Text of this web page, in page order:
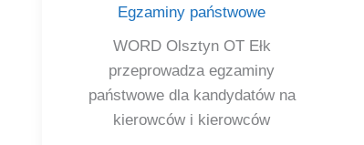
Egzaminy państwowe
WORD Olsztyn OT Ełk
przeprowadza egzaminy
państwowe dla kandydatów na
kierowców i kierowców